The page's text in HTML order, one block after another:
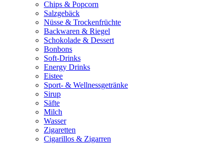
Chips & Popcorn
Salzgebäck
Nüsse & Trockenfrüchte
Backwaren & Riegel
Schokolade & Dessert
Bonbons
Soft-Drinks
Energy Drinks
Eistee
Sport- & Wellnessgetränke
Sirup
Säfte
Milch
Wasser
Zigaretten
Cigarillos & Zigarren